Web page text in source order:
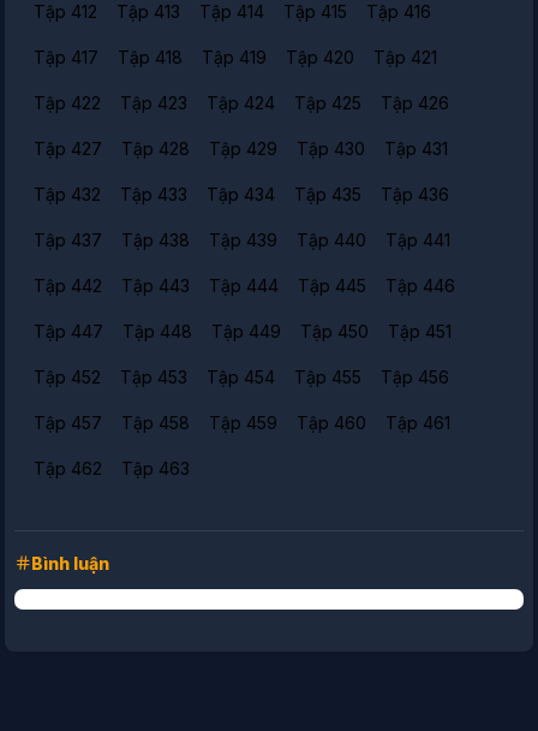
Tập 412 Tập 413 Tập 414 Tập 415 Tập 416
Tập 417 Tập 418 Tập 419 Tập 420 Tập 421
Tập 422 Tập 423 Tập 424 Tập 425 Tập 426
Tập 427 Tập 428 Tập 429 Tập 430 Tập 431
Tập 432 Tập 433 Tập 434 Tập 435 Tập 436
Tập 437 Tập 438 Tập 439 Tập 440 Tập 441
Tập 442 Tập 443 Tập 444 Tập 445 Tập 446
Tập 447 Tập 448 Tập 449 Tập 450 Tập 451
Tập 452 Tập 453 Tập 454 Tập 455 Tập 456
Tập 457 Tập 458 Tập 459 Tập 460 Tập 461
Tập 462 Tập 463
Bình luận